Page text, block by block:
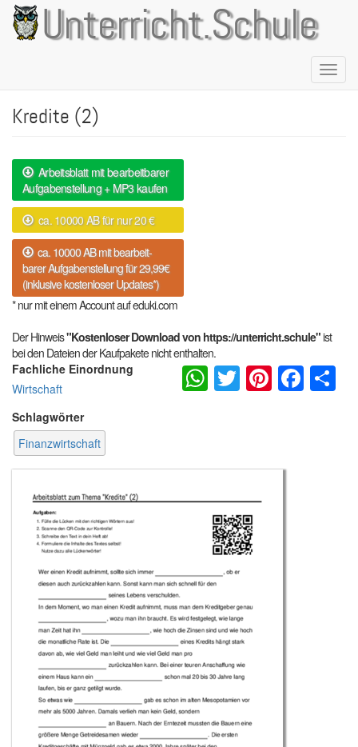
Direkt
zum
Inhalt
Unterricht.Schule
Kredite (2)
Arbeitsblatt mit bearbeitbarer
Aufgabenstellung + MP3 kaufen
ca. 10000 AB für nur 20 €
ca. 10000 AB mit bearbeit-
barer Aufgabenstellung für 29,99€
(inklusive kostenloser Updates*)
* nur mit einem Account auf eduki.com
Der Hinweis"Kostenloser Download von https://unterricht.schule"ist
bei den Dateien der Kaufpakete nicht enthalten.
Fachliche Einordnung
Wirtschaft
Schlagwörter
Finanzwirtschaft
WhatsApp
Twitter